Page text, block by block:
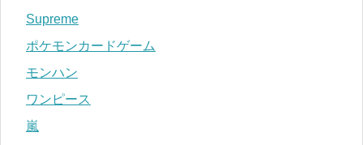
Supreme
ポケモンカードゲーム
モンハン
ワンピース
嵐